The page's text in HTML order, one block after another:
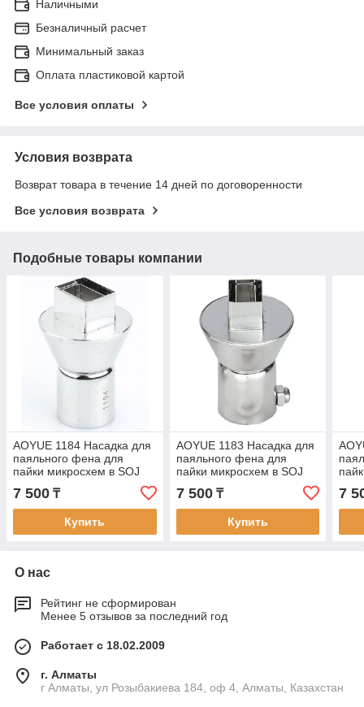
Наличными
Безналичный расчет
Минимальный заказ
Оплата пластиковой картой
Все условия оплаты
Условия возврата
Возврат товара в течение 14 дней по договоренности
Все условия возврата
Подобные товары компании
AOYUE 1184 Насадка для
паяльного фена для
пайки микросхем в SOJ
-корпусе
7 500 ₸
Купить
AOYUE 1183 Насадка для
паяльного фена для
пайки микросхем в SOJ
-корпусе
7 500₸
Купить
7
О нас
Рейтинг не сформирован
Менее 5 отзывов за последний год
Работает с 18.02.2009
г. Алматы
г Алматы, ул Розыбакиева 184, оф 4, Алматы, Казахстан